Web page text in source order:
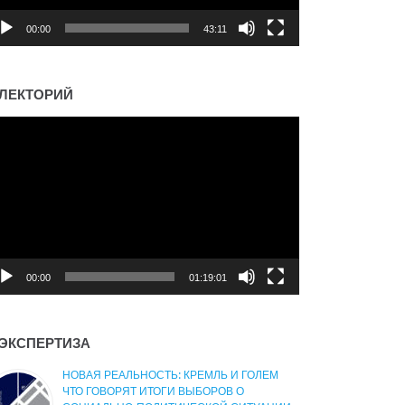
00:00 43:11
00:00 01:19:01
НОВАЯ РЕАЛЬНОСТЬ: КРЕМЛЬ И ГОЛЕМ
ЧТО ГОВОРЯТ ИТОГИ ВЫБОРОВ О